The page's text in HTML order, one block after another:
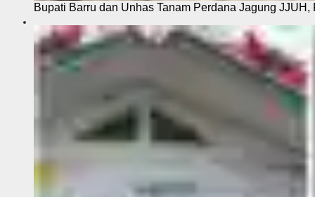
Bupati Barru dan Unhas Tanam Perdana Jagung